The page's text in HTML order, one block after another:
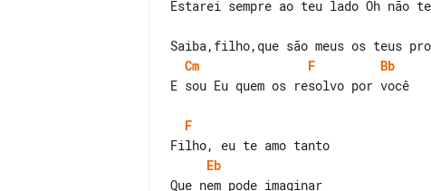
Cm
F
Bb
E sou Eu quem os resolvo por você
F
Eb